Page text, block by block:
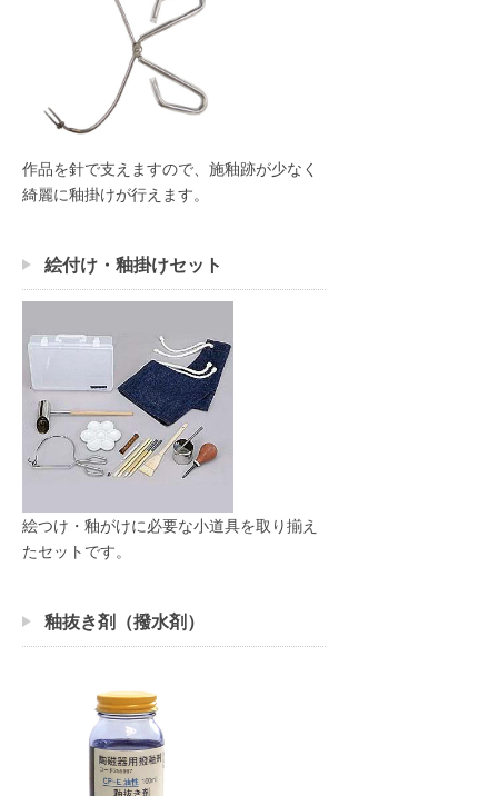
作品を針で支えますので、施釉跡が少なく
綺麗に釉掛けが行えます。
絵付け・釉掛けセット
絵つけ・釉がけに必要な小道具を取り揃え
たセットです。
釉抜き剤（撥水剤）